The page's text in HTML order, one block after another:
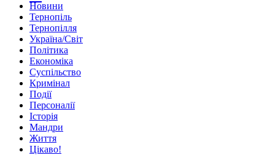
Новини
Тернопіль
Тернопілля
Україна/Світ
Політика
Економіка
Суспільство
Кримінал
Події
Персоналії
Історія
Мандри
Життя
Цікаво!